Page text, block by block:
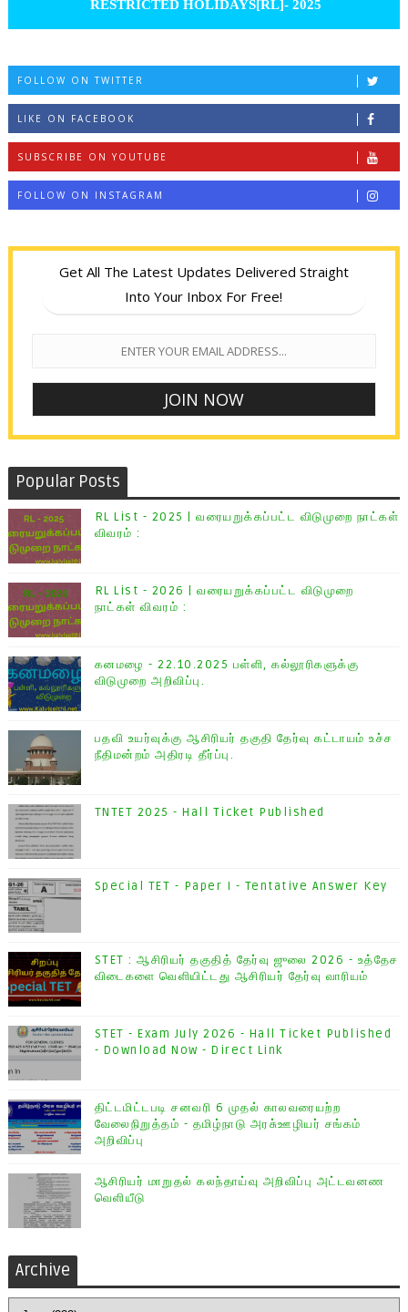
RESTRICTED HOLIDAYS[RL]- 2025
FOLLOW ON TWITTER
LIKE ON FACEBOOK
SUBSCRIBE ON YOUTUBE
FOLLOW ON INSTAGRAM
Get All The Latest Updates Delivered Straight
Into Your Inbox For Free!
Popular Posts
RL List - 2025 | வரையறுக்கப்பட்ட விடுமுறை நாட்கள்
விவரம் :
RL List - 2026 | வரையறுக்கப்பட்ட விடுமுறை
நாட்கள் விவரம் :
கனமழை - 22.10.2025 பள்ளி, கல்லூரிகளுக்கு
விடுமுறை அறிவிப்பு.
பதவி உயர்வுக்கு ஆசிரியர் தகுதி தேர்வு கட்டாயம் உச்ச
நீதிமன்றம் அதிரடி தீர்ப்பு.
TNTET 2025 - Hall Ticket Published
Special TET - Paper I - Tentative Answer Key
STET : ஆசிரியர் தகுதித் தேர்வு ஜுலை 2026 - உத்தேச
விடைகளை வெளியிட்டது ஆசிரியர் தேர்வு வாரியம்
STET - Exam July 2026 - Hall Ticket Published
- Download Now - Direct Link
திட்டமிட்டபடி சனவரி 6 முதல் காலவரையற்ற
வேலைநிறுத்தம் - தமிழ்நாடு அரசு்ஊழியர் சங்கம்
அறிவிப்பு
ஆசிரியர் மாறுதல் கலந்தாய்வு அறிவிப்பு அட்டவனண
வெளியீடு
Archive